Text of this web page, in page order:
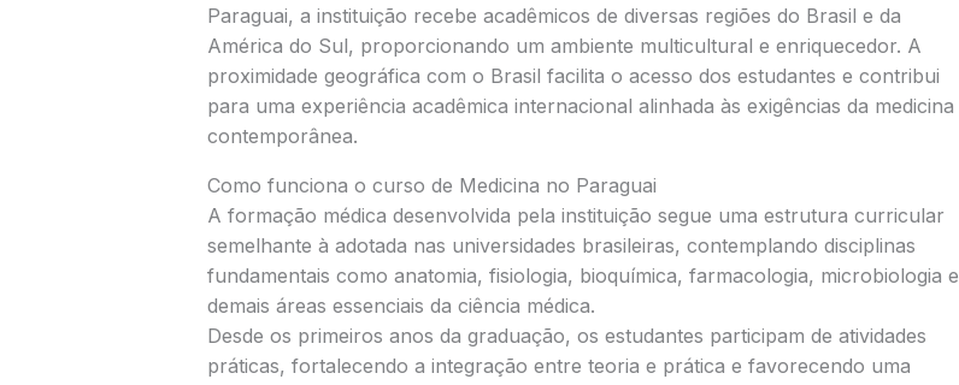
Paraguai, a instituição recebe acadêmicos de diversas regiões do Brasil e da
América do Sul, proporcionando um ambiente multicultural e enriquecedor. A
proximidade geográfica com o Brasil facilita o acesso dos estudantes e contribui
para uma experiência acadêmica internacional alinhada às exigências da medicina
contemporânea.
Como funciona o curso de Medicina no Paraguai
A formação médica desenvolvida pela instituição segue uma estrutura curricular
semelhante à adotada nas universidades brasileiras, contemplando disciplinas
fundamentais como anatomia, fisiologia, bioquímica, farmacologia, microbiologia e
demais áreas essenciais da ciência médica.
Desde os primeiros anos da graduação, os estudantes participam de atividades
práticas, fortalecendo a integração entre teoria e prática e favorecendo uma